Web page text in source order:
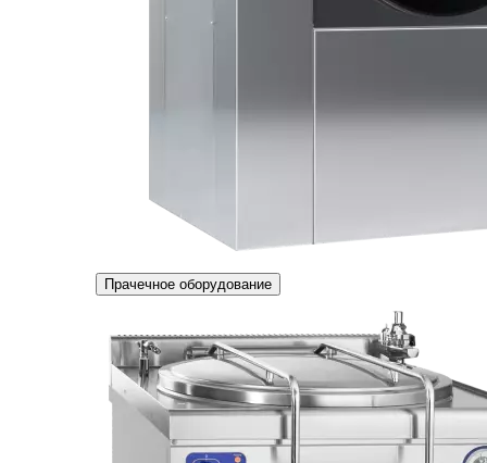
Прачечное оборудование